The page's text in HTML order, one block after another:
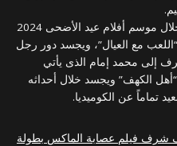
ثالث الفنانين الذين يظهرون بوجهين خلال موسم أفلام عيد الأضحى 2024
مع العيال”، ويجسد دور رجل
إلى محمد إمام الذى يأتي
“أهل الكهف” ويجسد خلال أحداثه
تماماً عن الكوميديا.
شرف فيلم عصابة الماكس بطولة